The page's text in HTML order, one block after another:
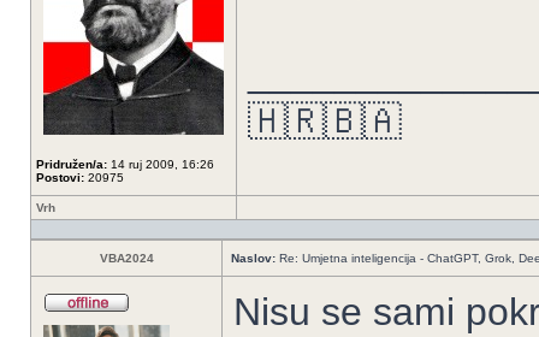
Pridružen/a: 14 ruj 2009, 16:26
Postovi: 20975
🇭🇷🇧🇦
Vrh
VBA2024 Naslov: Re: Umjetna inteligencija - ChatGPT, Grok,
Nisu se sami